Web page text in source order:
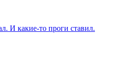
И какие-то проги ставил.